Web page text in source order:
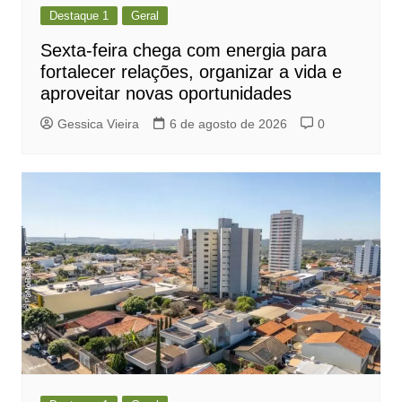
Destaque 1 Geral
Sexta-feira chega com energia para
fortalecer relações, organizar a vida e
aproveitar novas oportunidades
Gessica Vieira 6 de agosto de 2026 0